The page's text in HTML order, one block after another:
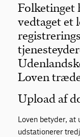
Folketinget
vedtaget et
Loven
Upload af
Loven betyder, at
udstationerer